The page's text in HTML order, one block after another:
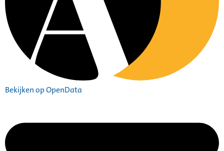
Bekijken op OpenData